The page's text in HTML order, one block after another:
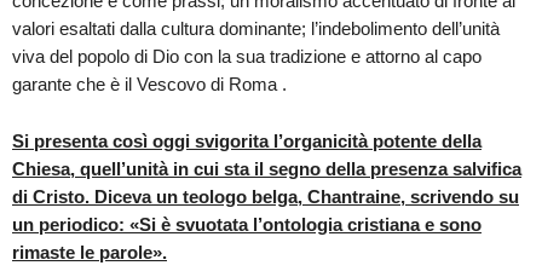
valori esaltati dalla cultura dominante; l’indebolimento dell’unità
viva del popolo di Dio con la sua tradizione e attorno al capo
garante che è il Vescovo di Roma .
Si presenta così oggi svigorita l’organicità potente della
Chiesa, quell’unità in cui sta il segno della presenza salvifica
di Cristo. Diceva un teologo belga, Chantraine, scrivendo su
un periodico: «Si è svuotata l’ontologia cristiana e sono
rimaste le parole».